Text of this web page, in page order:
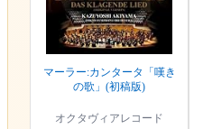
マーラー:カンタータ「嘆き
の歌」(初稿版)
オクタヴィアレコード